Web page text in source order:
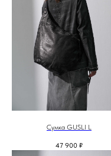
Сумка GUSLI L
47 900 ₽